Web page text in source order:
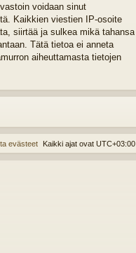
voidaan sinut
Kaikkien viestien IP-osoite
siirtää ja sulkea mikä tahansa
Tätä tietoa ei anneta
aiheuttamasta tietojen
Kaikki ajat ovat UTC+03:00
evästeet